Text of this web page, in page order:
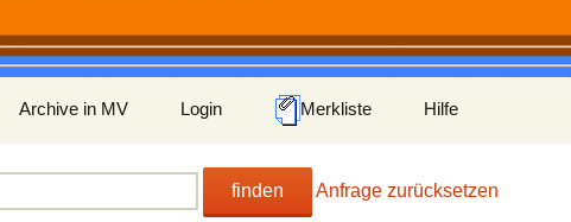
Archive in MV Login Merkliste Hilfe
finden Anfrage zurücksetzen